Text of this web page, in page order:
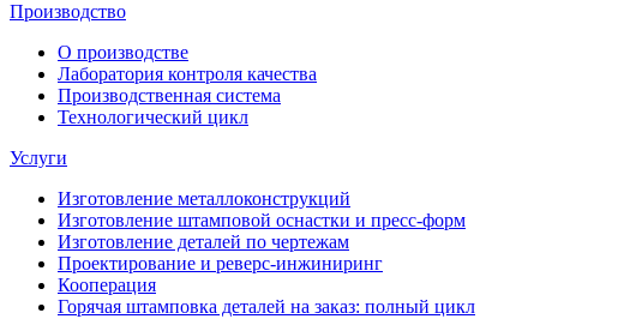
Производство
О производстве
Лаборатория контроля качества
Производственная система
Технологический цикл
Услуги
Изготовление металлоконструкций
Изготовление штамповой оснастки и пресс-форм
Изготовление деталей по чертежам
Проектирование и реверс-инжиниринг
Кооперация
Горячая штамповка деталей на заказ: полный цикл